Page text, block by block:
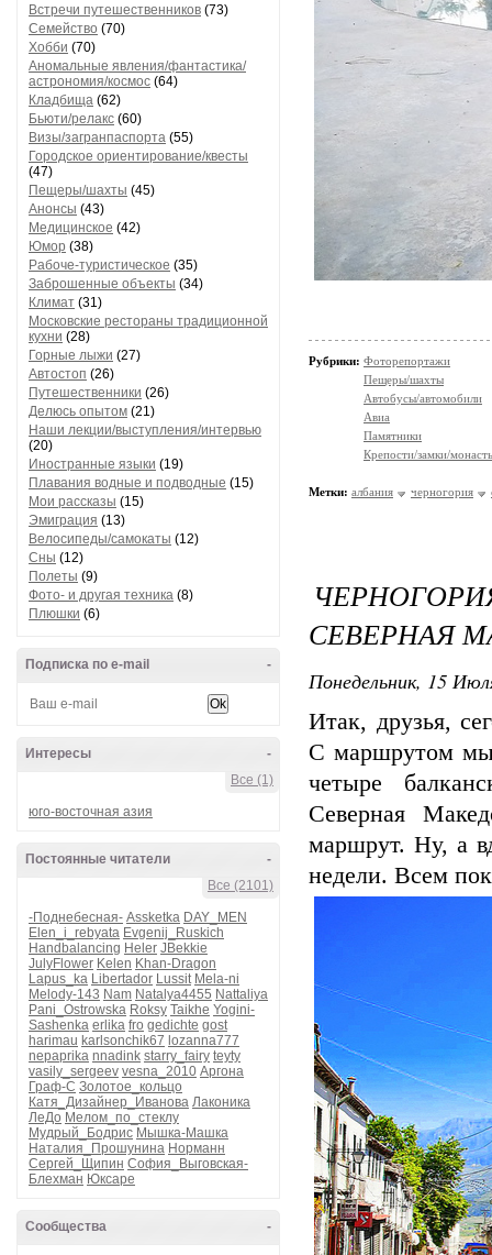
Встречи путешественников (73)
Семейство (70)
Хобби (70)
Аномальные явления/фантастика/
астрономия/космос (64)
Кладбища (62)
Бьюти/релакс (60)
Визы/загранпаспорта (55)
Городское ориентирование/квесты
(47)
Пещеры/шахты (45)
Анонсы (43)
Медицинское (42)
Юмор (38)
Рабоче-туристическое (35)
Заброшенные объекты (34)
Климат (31)
Московские рестораны традиционной
кухни (28)
Горные лыжи (27)
Автостоп (26)
Путешественники (26)
Делюсь опытом (21)
Наши лекции/выступления/интервью
(20)
Иностранные языки (19)
Плавания водные и подводные (15)
Мои рассказы (15)
Эмиграция (13)
Велосипеды/самокаты (12)
Сны (12)
Полеты (9)
Фото- и другая техника (8)
Плюшки (6)
-
Подписка по e-mail
-
Интересы
Все (1)
юго-восточная азия
-
Постоянные читатели
Все (2101)
-Поднебесная- Assketka DAY_MEN
Elen_i_rebyata Evgenij_Ruskich
Handbalancing Heler JBekkie
JulyFlower Kelen Khan-Dragon
Lapus_ka Libertador Lussit Mela-ni
Melody-143 Nam Natalya4455 Nattaliya
Pani_Ostrowska Roksy Taikhe Yogini-
Sashenka erlika fro gedichte gost
harimau karlsonchik67 lozanna777
nepaprika nnadink starry_fairy teyty
vasily_sergeev vesna_2010 Аргона
Граф-С Золотое_кольцо
Катя_Дизайнер_Иванова Лаконика
ЛеДо Мелом_по_стеклу
Мудрый_Бодрис Мышка-Машка
Наталия_Прошунина Норманн
Сергей_Щипин София_Выговская-
Блехман Юксаре
-
Сообщества
Рубрики: Фоторепортажи
Пещеры/шахты
Автобусы/автомобили
Авиа
Памятники
Крепости/замки/
Метки: албания черногория
СЕВЕРНАЯ
Понедельник, 15
Итак, друзья,
С маршрутом мы
четыре
Северная
маршрут. Ну, а
недели. Всем